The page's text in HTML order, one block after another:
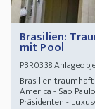
Brasilien:
mit Pool
PBR0338
Brasilien traumhaft
America - Sao
Präsidenten -